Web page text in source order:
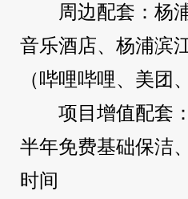
周边配套：杨
音乐酒店、杨浦滨
（哔哩哔哩、美团
项目增值配套
半年免费基础保洁
时间